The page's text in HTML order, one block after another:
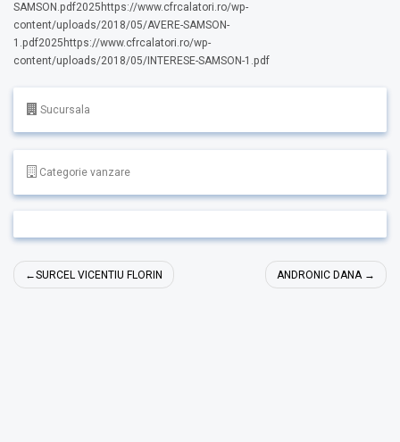
SAMSON.pdf2025https://www.cfrcalatori.ro/wp-
content/uploads/2018/05/AVERE-SAMSON-
1.pdf2025https://www.cfrcalatori.ro/wp-
content/uploads/2018/05/INTERESE-SAMSON-1.pdf
Sucursala
Categorie vanzare
Navigare
în
SURCEL VICENTIU FLORIN ANDRONIC DANA